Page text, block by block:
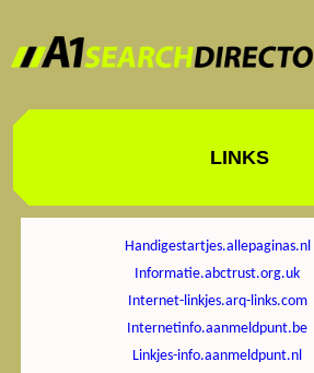
LINKS
Handigestartjes.allepaginas.nl
Informatie.abctrust.org.uk
Internet-linkjes.arq-links.com
Internetinfo.aanmeldpunt.be
Linkjes-info.aanmeldpunt.nl